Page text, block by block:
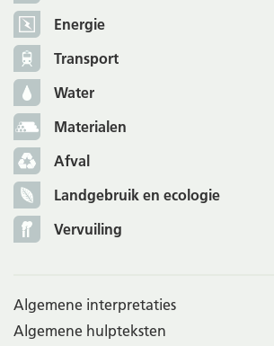
Energie
Transport
Water
Materialen
Afval
Landgebruik en ecologie
Vervuiling
Algemene interpretaties
Algemene hulpteksten